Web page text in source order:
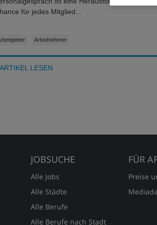
für jedes Mitglied...
Arbeitnehmer
LESEN
JOBSUCHE
Alle Jobs
Alle Städte
Alle Berufe
Alle Berufe nach Stadt
FÜR
Preise